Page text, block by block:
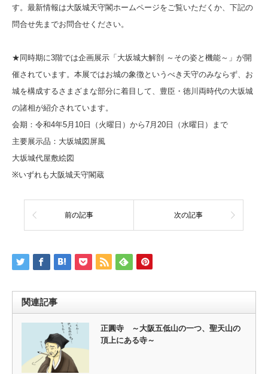
す。最新情報は大阪城天守閣ホームページをご覧いただくか、下記の
問合せ先までお問合せください。
★同時期に3階では企画展示「大坂城大解剖 ～その姿と機能～」が開
催されています。本展ではお城の象徴というべき天守のみならず、お
城を構成するさまざまな部分に着目して、豊臣・徳川両時代の大坂城
の諸相が紹介されています。
会期：令和4年5月10日（火曜日）から7月20日（水曜日）まで
主要展示品：大坂城図屏風
大坂城代屋敷絵図
※いずれも大阪城天守閣蔵
前の記事 次の記事
関連記事
正圓寺 ～大阪五低山の一つ、聖天山の
頂上にある寺～